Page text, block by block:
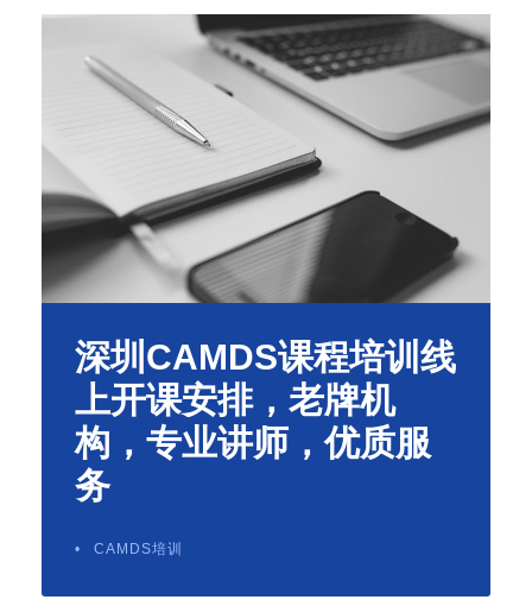
深圳CAMDS课程培训线
上开课安排，老牌机
构，专业讲师，优质服
务
• CAMDS培训